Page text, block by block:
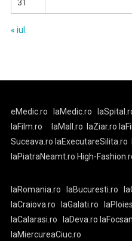
31
« iul.
eMedic.ro laMedic.ro
laFilm.ro
laMall.ro laZiar.ro
Suceava.ro laExecutareSilita.ro
laPiatraNeamt.ro High-
laRomania.ro laBucuresti.ro
laCraiova.ro
laGalati.ro
laCalarasi.ro
laDeva.ro
laMiercureaCiuc.ro